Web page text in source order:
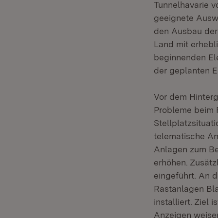
Tunnelhavarie
geeignete
den Ausbau
Land mit
beginnenden
der geplanten
Vor dem
Probleme
telematische
Anlagen zum
erhöhen.
eingeführt. An
Rastanlagen
installiert. Ziel
Anzeigen